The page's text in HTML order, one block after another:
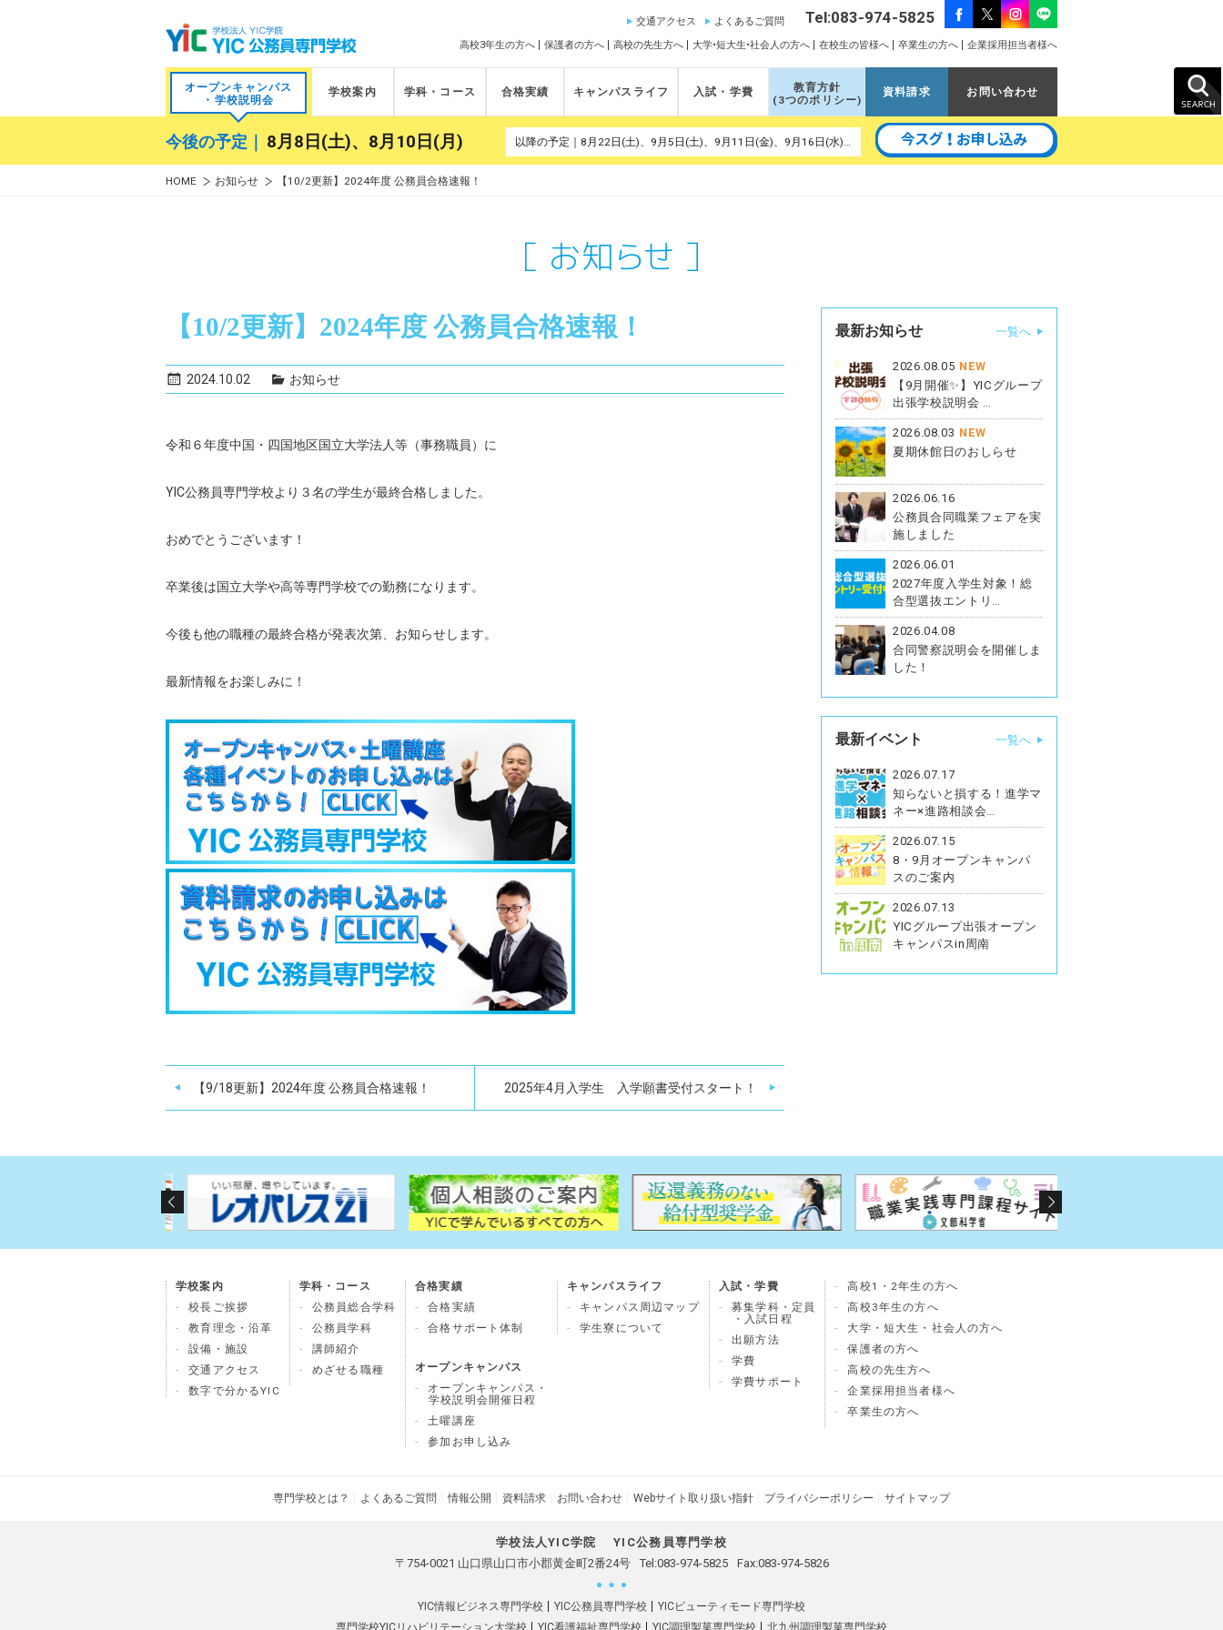
高校3年生の方へ 保護者の方へ 高校の先生方へ 大学•短大生•社会人の方へ 在校生の皆様へ 卒業生の方へ 企業採用担当者様へ
Tel:083-974-5825
交通アクセス よくあるご質問
オープンキャンパス
・学校説明会
学校案内 学科・コース 合格実績 キャンパスライフ 入試・学費
教育方針
(3つのポリシー)
資料請求 お問い合わせ
今後の予定｜ 8月8日(土)、8月10日(月) 以降の予定｜8月22日(土)、9月5日(土)、9月11日(金)、9月16日(水)、9月26日(土)、10月10日(土)、10月17日(土)
HOME お知らせ 【10/2更新】2024年度 公務員合格速報！
【10/2更新】2024年度 公務員合格速報！
2024.10.02 お知らせ
令和６年度中国・四国地区国立大学法人等（事務職員）に
YIC公務員専門学校より３名の学生が最終合格しました。
おめでとうございます！
卒業後は国立大学や高等専門学校での勤務になります。
今後も他の職種の最終合格が発表次第、お知らせします。
最新情報をお楽しみに！
【9/18更新】2024年度 公務員合格速報！ 2025年4月入学生 入学願書受付スタート！
最新お知らせ 一覧へ
2026.08.05 NEW
【9月開催✨】YICグループ
出張学校説明会 …
2026.08.03 NEW
夏期休館日のおしらせ
2026.06.16
公務員合同職業フェアを実
施しました
2026.06.01
2027年度入学生対象！総
合型選抜エントリ…
2026.04.08
合同警察説明会を開催しま
した！
最新イベント 一覧へ
2026.07.17
知らないと損する！進学マ
ネー×進路相談会…
2026.07.15
8・9月オープンキャンパ
スのご案内
2026.07.13
YICグループ出張オープン
キャンパスin周南
学校案内
校長ご挨拶
教育理念・沿革
設備・施設
交通アクセス
数字で分かるYIC
学科・コース
公務員総合学科
公務員学科
講師紹介
めざせる職種
合格実績
合格実績
合格サポート体制
オープンキャンパス
オープンキャンパス・
学校説明会開催日程
土曜講座
参加お申し込み
キャンパスライフ
キャンパス周辺マップ
学生寮について
入試・学費
募集学科・定員
・入試日程
出願方法
学費
学費サポート
高校1・2年生の方へ
高校3年生の方へ
大学・短大生・社会人の方へ
保護者の方へ
高校の先生方へ
企業採用担当者様へ
卒業生の方へ
専門学校とは？ よくあるご質問 情報公開 資料請求 お問い合わせ Webサイト取り扱い指針 プライバシーポリシー サイトマップ
学校法人YIC学院
YIC公務員専門学校
〒754-0021 山口県山口市小郡黄金町2番24号
Tel:083-974-5825 Fax:083-974-5826
YIC情報ビジネス専門学校 YIC公務員専門学校
YICビューティモード専門学校
専門学校YICリハビリテーション大学校
YIC看護福祉専門学校 YIC調理製菓専門学校 北九州調理製菓専門学校